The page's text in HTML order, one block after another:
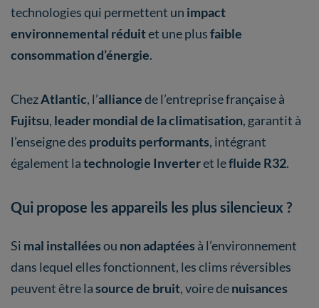
technologies qui permettent un impact
environnemental réduitet une plusfaible
consommation d’énergie.
ChezAtlantic, l’alliancede l’entreprise française à
Fujitsu, leader mondial de la climatisation, garantit à
l’enseigne des produits performants, intégrant
également latechnologie Inverteret lefluide R32.
Qui propose les appareils les plus silencieux ?
Si mal installéesou non adaptées à l’environnement
dans lequel elles fonctionnent, les clims réversibles
peuvent être lasource de bruit, voire denuisances